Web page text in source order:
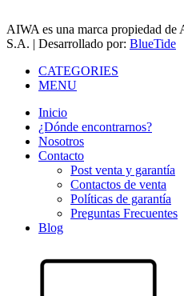
AIWA es una marca propiedad
S.A. | Desarrollado por: BlueTide
CATEGORIES
MENU
Inicio
¿Dónde encontrarnos?
Nosotros
Contacto
Post venta y garantía
Contactos de venta
Políticas de garantía
Preguntas Frecuentes
Blog